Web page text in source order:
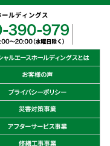
ルディングス